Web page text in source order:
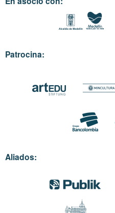
Patrocina:
Aliados: